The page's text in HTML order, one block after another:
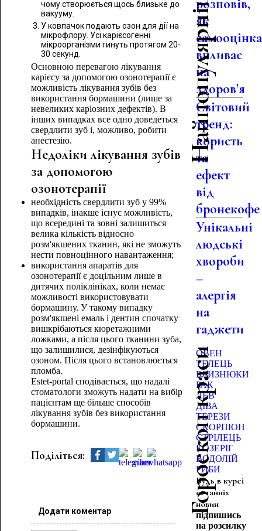
чому створюється щось близьке до
вакууму.
У ковпачок подають озон для дії на
мікрофлору. Усі карієсогенні
мікроорганізми гинуть протягом 20-
30 секунд.
Основною перевагою лікування
карієсу за допомогою озонотерапії є
можливість лікування зубів без
використання бормашини (лише за
невеликих каріозних дефектів). В
інших випадках все одно доведеться
свердлити зуб і, можливо, робити
анестезію.
Недоліки лікування зубів
за допомогою
озонотерапії
необхідність свердлити зуб у 99%
випадків, інакше існує можливість,
що всередині та зовні залишиться
велика кількість відносно
розм'якшених тканин, які не зможуть
нести повноцінного навантаження;
використання апаратів для
озонотерапії є доцільним лише в
дитячих поліклініках, коли немає
можливості використовувати
бормашину. У такому випадку
розм'якшені емаль і дентин спочатку
вишкрібаються кюретажними
ложками, а після цього тканини зуба,
що залишилися, дезінфікуються
озоном. Після цього встановлюється
пломба.
Estet-portal сподівається, що надалі
стоматологи зможуть надати на вибір
пацієнтам ще більше способів
лікування зубів без використання
бормашини.
Поділіться:
Додати коментар
Найпопулярніше
розповів,
як
самооцінка
впливає
на
здоров'я
Світовий
тренд:
користь
та
ефект
від
бронекофе
Унікальні
людські
хвороби
–
алергія
на
гаджети
Гороскоп краси
ОВЕН
ТЕЛЕЦЬ
БЛИЗНЮКИ
РАК
ЛЕВ
ДІВА
ТЕРЕЗИ
СКОРПІОН
СТРІЛЕЦЬ
КОЗЕРІГ
ВОДОЛІЙ
РИБИ
Будь в курсі
останніх
новин
підпишись
на розсилку